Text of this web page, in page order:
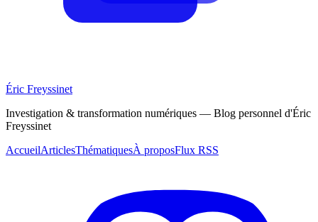
Éric Freyssinet
Investigation & transformation numériques — Blog personnel d'Éric
Freyssinet
AccueilArticlesThématiquesÀ proposFlux RSS